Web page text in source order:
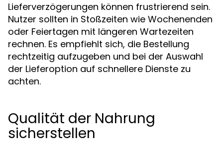
Lieferverzögerungen können frustrierend sein.
Nutzer sollten in Stoßzeiten wie Wochenenden
oder Feiertagen mit längeren Wartezeiten
rechnen. Es empfiehlt sich, die Bestellung
rechtzeitig aufzugeben und bei der Auswahl
der Lieferoption auf schnellere Dienste zu
achten.
Qualität der Nahrung
sicherstellen